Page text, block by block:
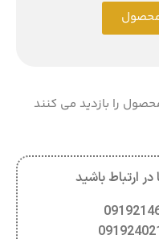
را بازدید می کنند
ارتباط باشید